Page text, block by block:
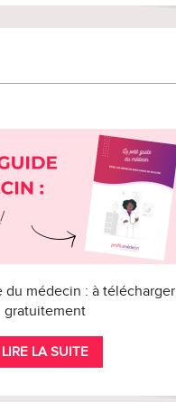
du médecin : à télécharger
gratuitement
LIRE LA SUITE